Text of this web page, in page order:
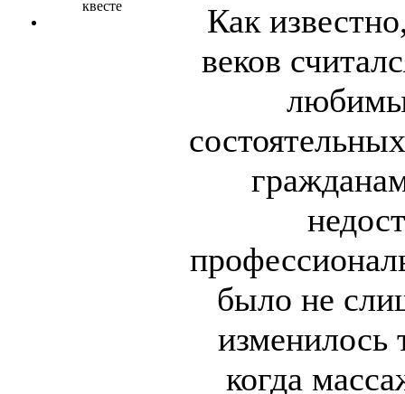
Как
веков
было не
изменилось
когда